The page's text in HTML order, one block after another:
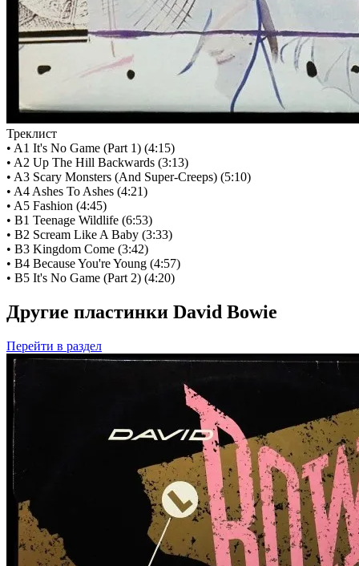
Треклист
• A1 It's No Game (Part 1) (4:15)
• A2 Up The Hill Backwards (3:13)
• A3 Scary Monsters (And Super-Creeps) (5:10)
• A4 Ashes To Ashes (4:21)
• A5 Fashion (4:45)
• B1 Teenage Wildlife (6:53)
• B2 Scream Like A Baby (3:33)
• B3 Kingdom Come (3:42)
• B4 Because You're Young (4:57)
• B5 It's No Game (Part 2) (4:20)
Другие пластинки David Bowie
Перейти в раздел